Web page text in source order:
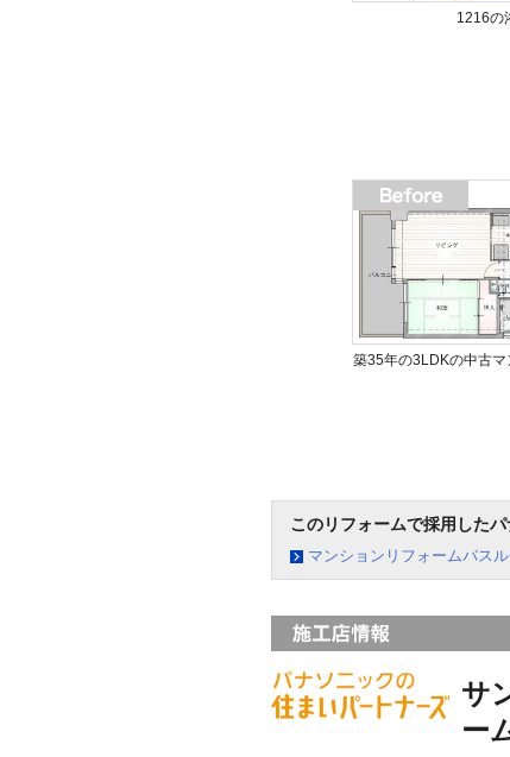
1216の
築35年の3LDKの中古マ
このリフォームで採用した
マンションリフォームバス
サ
ー